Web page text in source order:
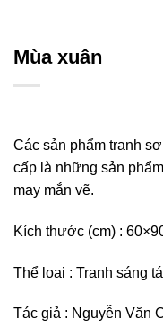
Mùa xuân
Các sản phẩm tranh
cấp là những sản
may mắn vẽ.
Kích thước (cm) :
Thể loại : Tranh sáng
Tác giả : Nguyễn Văn